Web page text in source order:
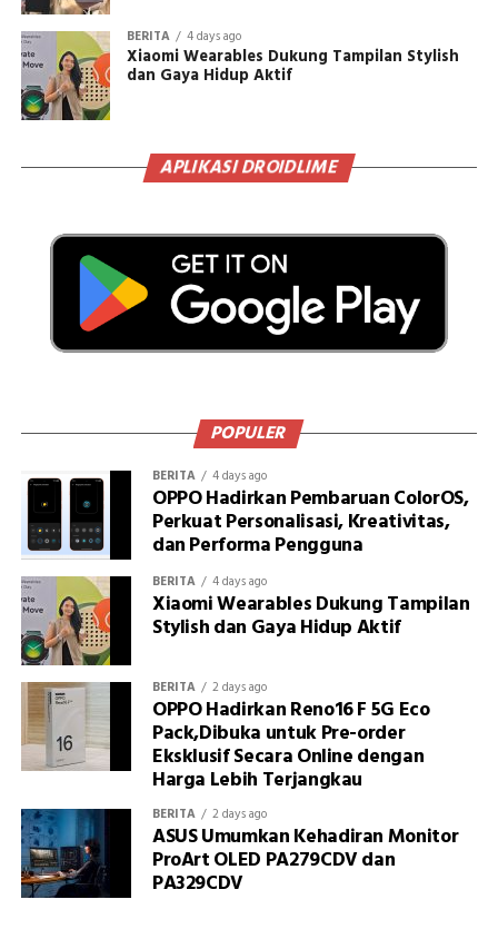
BERITA 4 days ago
Xiaomi Wearables Dukung Tampilan Stylish
dan Gaya Hidup Aktif
APLIKASI DROIDLIME
POPULER
BERITA 4 days ago
OPPO Hadirkan Pembaruan ColorOS,
Perkuat Personalisasi, Kreativitas,
dan Performa Pengguna
BERITA 4 days ago
Xiaomi Wearables Dukung Tampilan
Stylish dan Gaya Hidup Aktif
BERITA 2 days ago
OPPO Hadirkan Reno16 F 5G Eco
Pack,Dibuka untuk Pre-order
Eksklusif Secara Online dengan
Harga Lebih Terjangkau
BERITA 2 days ago
ASUS Umumkan Kehadiran Monitor
ProArt OLED PA279CDV dan
PA329CDV